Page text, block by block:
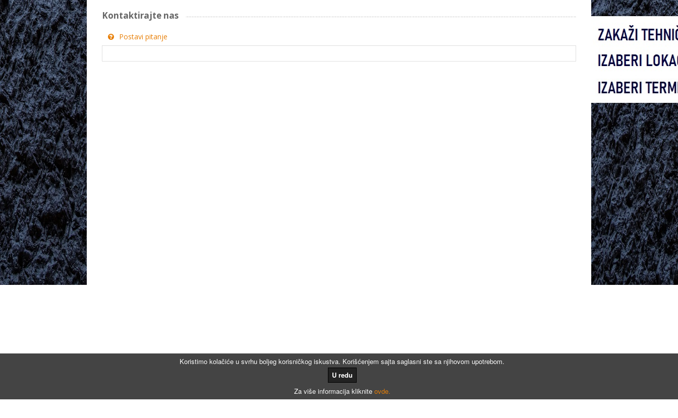
Koristimo kolačiće u svrhu boljeg korisničkog iskustva. Korišćenjem sajta saglasni ste sa njihovom upotrebom.
U redu
Za više informacija kliknite ovde.
Kontaktirajte nas
Postavi pitanje
Kalkulatori Brzi linkovi